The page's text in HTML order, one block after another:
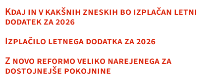
Kdaj in v kakšnih zneskih bo izplačan letni
dodatek za 2026
Izplačilo letnega dodatka za 2026
Z novo reformo veliko narejenega za
dostojnejše pokojnine